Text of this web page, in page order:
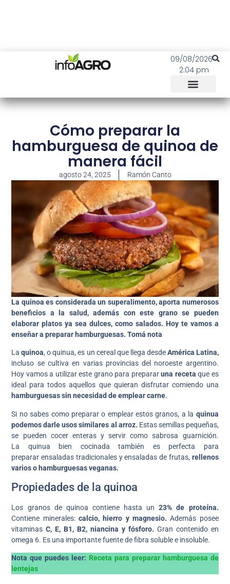
09/08/2026
2:04 pm
Cómo preparar la
hamburguesa de quinoa de
manera fácil
agosto 24, 2025 Ramón Canto
La quinoa es considerada un superalimento, aporta numerosos
beneficios a la salud, además con este grano se pueden
elaborar platos ya sea dulces, como salados. Hoy te vamos a
enseñar a preparar hamburguesas. Tomá nota
Laquinoa, o quinua, es un cereal que llega desdeAmérica Latina,
incluso se cultiva en varias provincias del noroeste argentino.
Hoy vamos a utilizar este grano para prepararuna receta que es
ideal para todos aquellos que quieran disfrutar comiendo una
hamburguesas sin necesidad de emplear carne.
Si no sabes como preparar o emplear estos granos, a la quinua
podemos darle usos similares al arroz. Estas semillas pequeñas,
se pueden cocer enteras y servir como sabrosa guarnición.
La quinua bien cocinada también es perfecta para
preparar ensaladas tradicionales y ensaladas de frutas, rellenos
varios o hamburguesas veganas.
Propiedades de la quinoa
Los granos de quinoa contiene hasta un23% de proteína.
Contiene minerales:calcio, hierro y magnesio. Además posee
vitaminasC, E, B1, B2, niancina y fósforo. Gran contenido en
omega 6. Es una importante fuente de fibra soluble e insoluble.
Nota que puedes leer: Receta para preparar hamburguesa de
lentejas